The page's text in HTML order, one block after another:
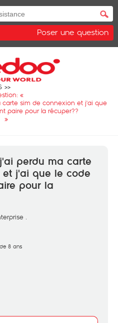
Poser une question
«
sim de connexion et j'ai que
paire pour la récuper??
»
perdu ma carte
j'ai que le code
pour la
.
8 ans